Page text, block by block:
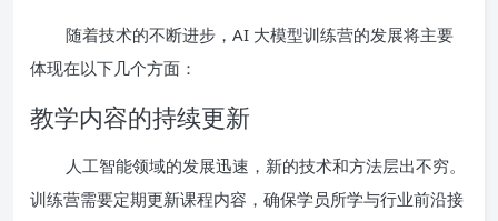
随着技术的不断进步，AI 大模型训练营的发展将主要
体现在以下几个方面：
教学内容的持续更新
人工智能领域的发展迅速，新的技术和方法层出不穷。
训练营需要定期更新课程内容，确保学员所学与行业前沿接